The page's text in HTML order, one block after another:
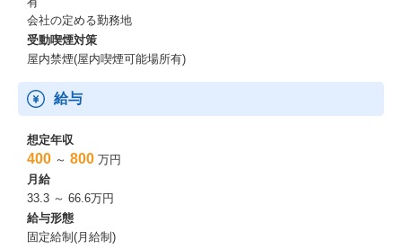
めるのは人間にしかできない仕事です。
テクノロジーを使いこなしながら、人間力で成果を出す。これか
らの時代に必要な営業力を磨けます。
4.
事業づくりにも関われる
顧客から得た声や成果データを社内に共有し、新サービスや新プ
ランの企画検討にも関わります。
単に決まった商品を売るのではなく、顧客の成果を起点に、サー
ビスそのものをより良くしていけるポジションです。
備考
会社の定める勤務地
受動喫煙対策
屋内禁煙(屋内喫煙可能場所有)
給与
想定年収
400 ～ 800 万円
月給
33.3 ～ 66.6万円
給与形態
固定給制(月給制)